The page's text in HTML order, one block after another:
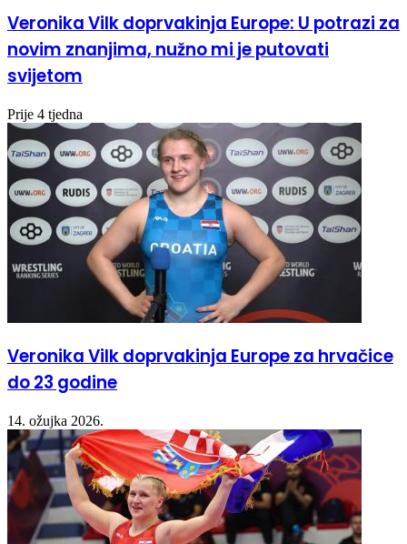
Veronika Vilk doprvakinja Europe: U potrazi za
novim znanjima, nužno mi je putovati
svijetom
Prije 4 tjedna
Veronika Vilk doprvakinja Europe za hrvačice
do 23 godine
14. ožujka 2026.